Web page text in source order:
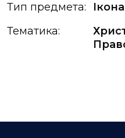
Тип предмета:
Ікона
Тематика: